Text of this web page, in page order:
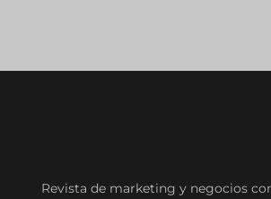
Revista de marketing y negocios